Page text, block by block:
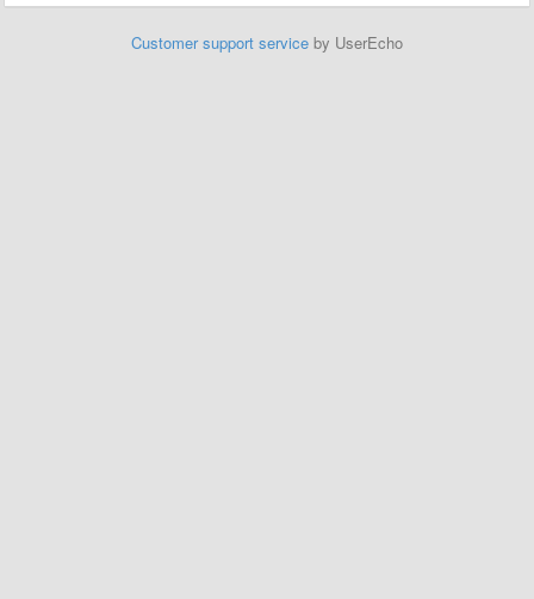
Customer support service by UserEcho